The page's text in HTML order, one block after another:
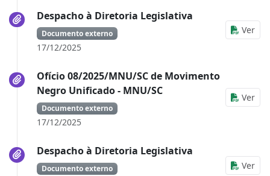
Despacho à Diretoria Legislativa
Documento externo
17/12/2025
Ver
Ofício 08/2025/MNU/SC de Movimento
Negro Unificado - MNU/SC
Documento externo
17/12/2025
Ver
Despacho à Diretoria Legislativa
Documento externo Ver